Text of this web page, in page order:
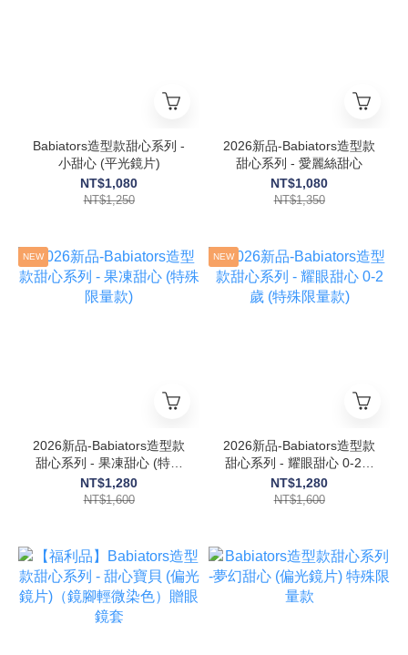
Babiators造型款甜心系列 -
小甜心 (平光鏡片)
NT$1,080
NT$1,250
2026新品-Babiators造型款
甜心系列 - 愛麗絲甜心
NT$1,080
NT$1,350
NEW
2026新品-Babiators造型款
甜心系列 - 果凍甜心 (特殊
限量款)
NT$1,280
NT$1,600
NEW
2026新品-Babiators造型款
甜心系列 - 耀眼甜心 0-2歲
(特殊限量款)
NT$1,280
NT$1,600